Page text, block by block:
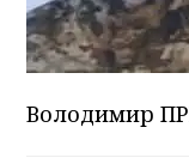
Володимир